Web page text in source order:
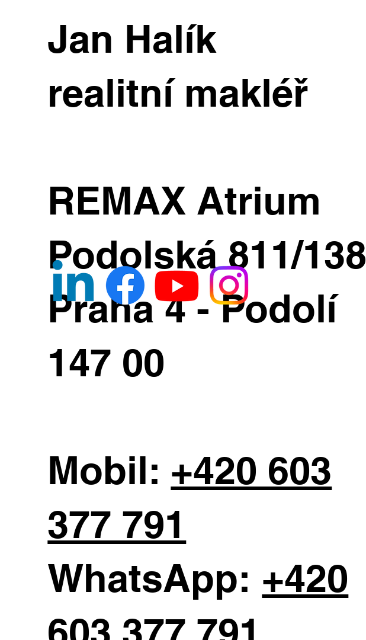
Jan Halík
realitní makléř
REMAX Atrium
Podolská 811/138
Praha 4 - Podolí
147 00
Mobil: +420 603
377 791
WhatsApp: +420